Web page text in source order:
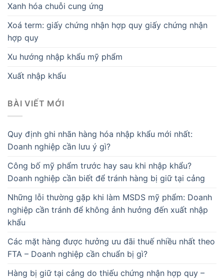
Xanh hóa chuỗi cung ứng
Xoá term: giấy chứng nhận hợp quy giấy chứng nhận
hợp quy
Xu hướng nhập khẩu mỹ phẩm
Xuất nhập khẩu
BÀI VIẾT MỚI
Quy định ghi nhãn hàng hóa nhập khẩu mới nhất:
Doanh nghiệp cần lưu ý gì?
Công bố mỹ phẩm trước hay sau khi nhập khẩu?
Doanh nghiệp cần biết để tránh hàng bị giữ tại cảng
Những lỗi thường gặp khi làm MSDS mỹ phẩm: Doanh
nghiệp cần tránh để không ảnh hưởng đến xuất nhập
khẩu
Các mặt hàng được hưởng ưu đãi thuế nhiều nhất theo
FTA – Doanh nghiệp cần chuẩn bị gì?
Hàng bị giữ tại cảng do thiếu chứng nhận hợp quy –